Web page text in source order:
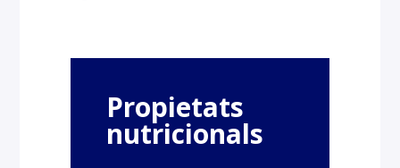
Propietats
nutricionals